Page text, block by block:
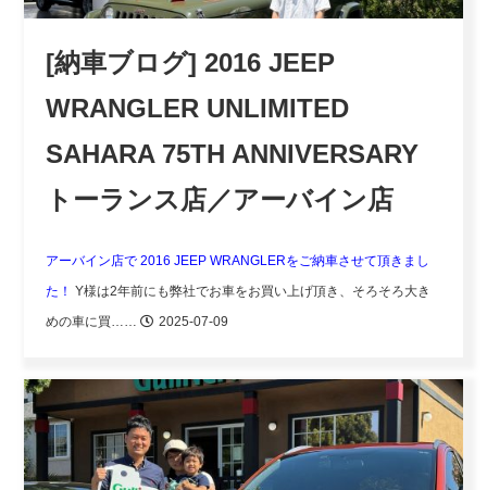
[納車ブログ] 2016 JEEP
WRANGLER UNLIMITED
SAHARA 75TH ANNIVERSARY
トーランス店／アーバイン店
アーバイン店で 2016 JEEP WRANGLERをご納車させて頂きまし
た！ Y様は2年前にも弊社でお車をお買い上げ頂き、そろそろ大き
めの車に買……
2025-07-09